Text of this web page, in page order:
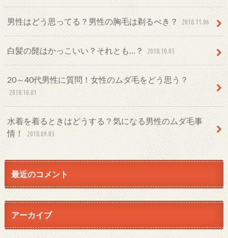
男性はどう思ってる？男性の胸毛は剃るべき？ 2018.11.06
白髪の髭はかっこいい？それとも…？ 2018.10.05
20～40代男性に質問！女性のムダ毛をどう思う？
2018.10.01
水着を着るときはどうする？気になる男性のムダ毛事
情！
2018.09.03
最近のコメント
アーカイブ